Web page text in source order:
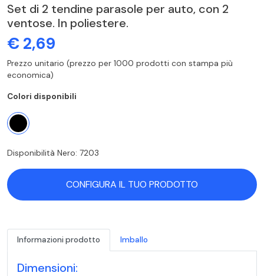
Set di 2 tendine parasole per auto, con 2
ventose. In poliestere.
€ 2,69
Prezzo unitario (prezzo per 1000 prodotti con stampa più
economica)
Colori disponibili
Disponibilità Nero: 7203
CONFIGURA IL TUO PRODOTTO
Informazioni prodotto Imballo
Dimensioni: